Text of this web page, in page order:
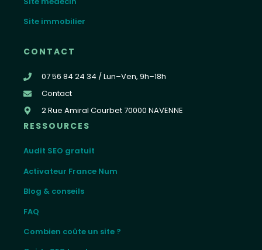
Site immobilier
CONTACT
07 56 84 24 34 / Lun–Ven, 9h–18h
Contact
2 Rue Amiral Courbet 70000 NAVENNE
RESSOURCES
Audit SEO gratuit
Activateur France Num
Blog & conseils
FAQ
Combien coûte un site ?